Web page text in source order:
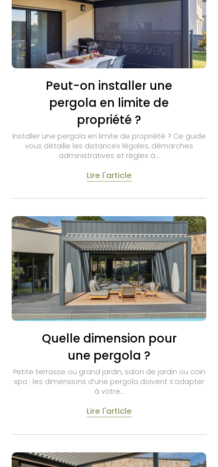
Peut-on installer une
pergola en limite de
propriété ?
Installer une pergola en limite de propriété ? Ce guide
vous détaille les distances légales, démarches
administratives et règles à…
Lire l'article
Quelle dimension pour
une pergola ?
Petite terrasse ou grand jardin, salon de jardin ou coin
spa : les dimensions d’une pergola doivent s’adapter
à votre…
Lire l'article